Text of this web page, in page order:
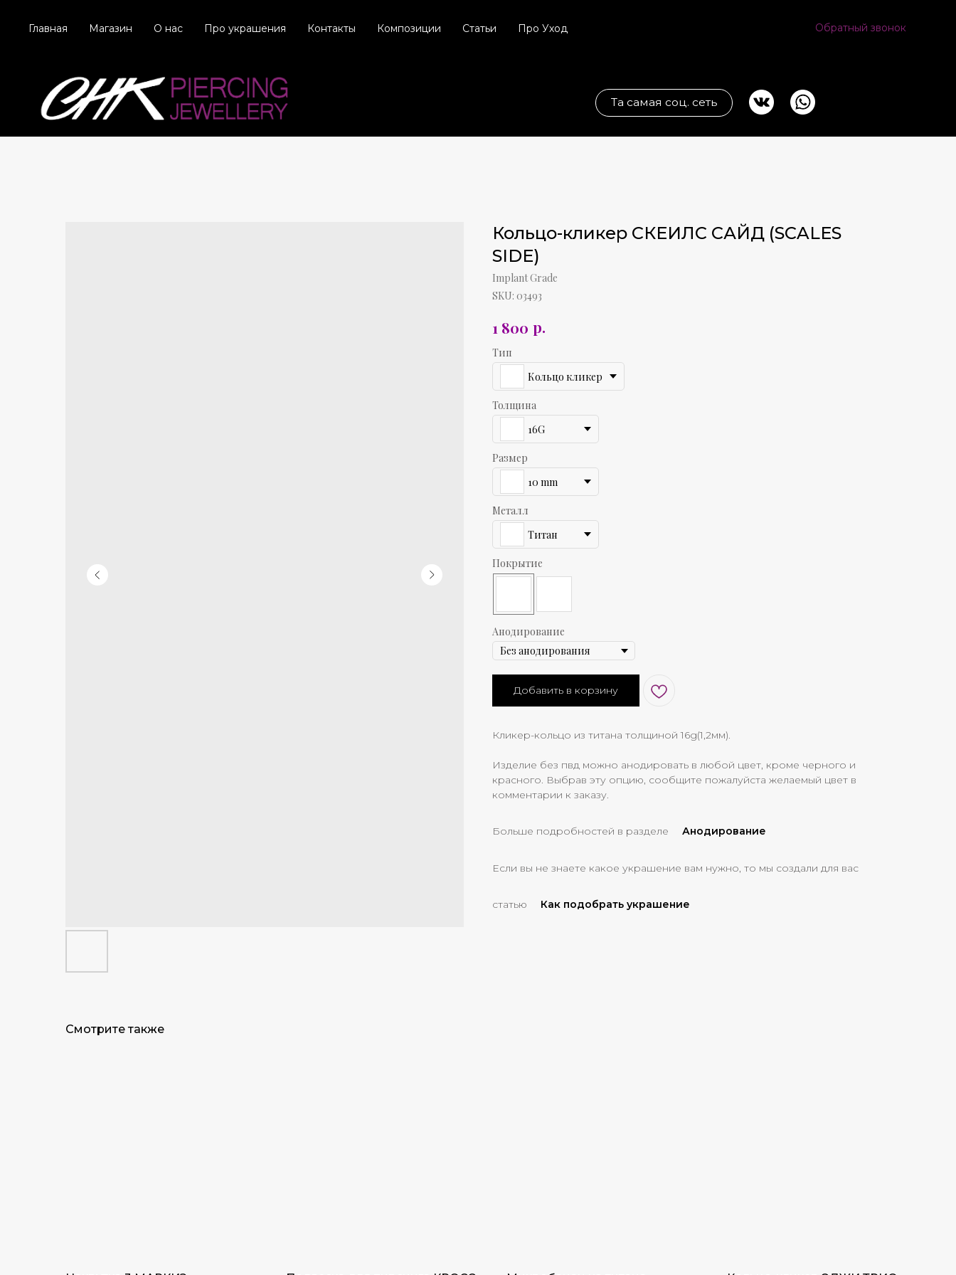
Главная Магазин О нас Про украшения Контакты Композиции Статьи Про Уход Обратный звонок
Та самая соц. сеть
Кольцо-кликер СКЕИЛС САЙД (SCALES
SIDE)
Implant Grade
SKU: 03493
1 800 р.
Тип
Кольцо кликер
Толщина
16G
Размер
10 mm
Металл
Титан
Покрытие
Анодирование
Добавить в корзину
Кликер-кольцо из титана толщиной 16g(1,2мм).
Изделие без пвд можно анодировать в любой цвет, кроме черного и
красного. Выбрав эту опцию, сообщите пожалуйста желаемый цвет в
комментарии к заказу.
Больше подробностей в разделе Анодирование
Если вы не знаете какое украшение вам нужно, то мы создали для вас
статью Как подобрать украшение
Смотрите также